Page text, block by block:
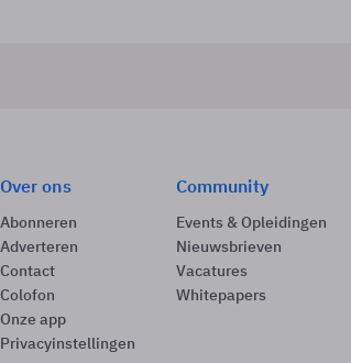
Over ons
Abonneren
Adverteren
Contact
Colofon
Onze app
Privacyinstellingen
Community
Events & Opleidingen
Nieuwsbrieven
Vacatures
Whitepapers